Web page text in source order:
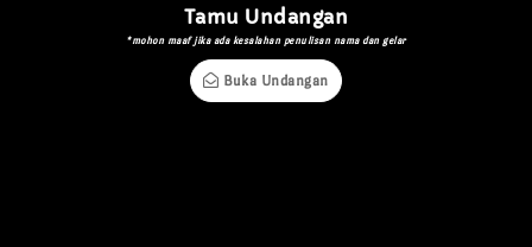
Tamu Undangan
*mohon maaf jika ada kesalahan penulisan nama dan gelar
Buka Undangan